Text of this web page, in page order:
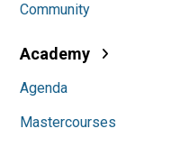
Community
Academy
Agenda
Mastercourses